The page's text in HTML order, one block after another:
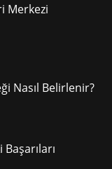
Merkezi
Nasıl Belirlenir?
Başarıları